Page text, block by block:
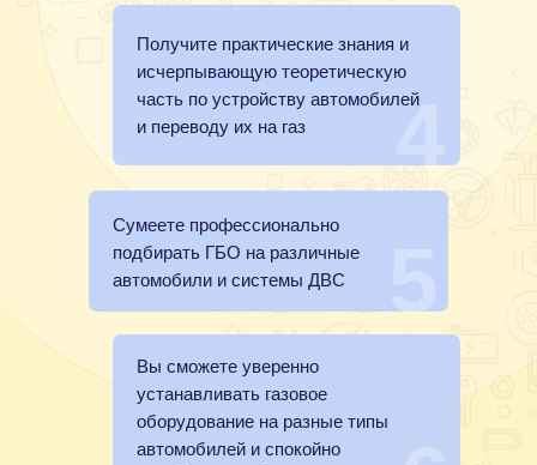
4
Получите практические знания и
исчерпывающую теоретическую
часть по устройству автомобилей
и переводу их на газ
Сумеете профессионально
подбирать ГБО на различные
автомобили и системы ДВС
Вы сможете уверенно
устанавливать газовое
оборудование на разные типы
автомобилей и спокойно